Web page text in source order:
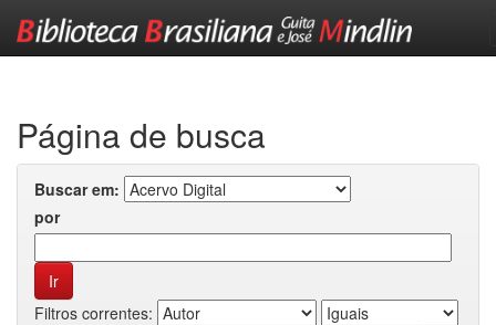
Página de busca
Buscar em:
por
Filtros correntes: